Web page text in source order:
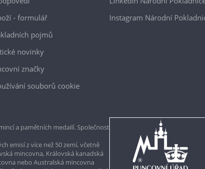
- formulář
pojmů
novinky
značky
souborů cookie
Instagram Národní
a pamětních medailí. Společnost
emisí z více než 50 zemí, včetně
mincovna, Královská kanadská
nebo Australská mincovna